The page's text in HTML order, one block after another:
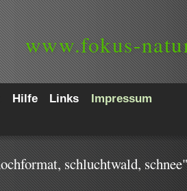
www.fokus-
Hilfe Links
Impressum
schluchtwald, schnee"